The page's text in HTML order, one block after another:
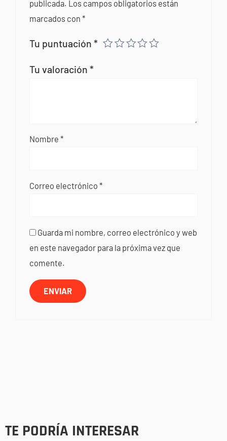
publicada. Los campos obligatorios están
marcados con*
Tu puntuación*
Tu valoración*
Nombre*
Correo electrónico*
Guarda mi nombre, correo electrónico y web
en este navegador para la próxima vez que
comente.
TE PODRÍA INTERESAR